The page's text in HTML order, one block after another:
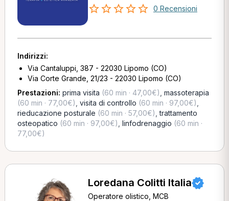
0 Recensioni
Indirizzi:
Via Cantaluppi, 387 - 22030 Lipomo (CO)
Via Corte Grande, 21/23 - 22030 Lipomo (CO)
Prestazioni: prima visita (60 min · 47,00€) massoterapia
(60 min · 77,00€) visita di controllo (60 min · 97,00€)
rieducazione posturale (60 min · 57,00€) ,trattamento
osteopatico (60 min · 97,00€) linfodrenaggio (60 min ·
77,00€)
Loredana Colitti Italia
Operatore olistico, MCB